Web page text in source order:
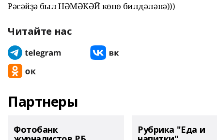
Рәсәйҙә был НӘМӘКӘЙ көнө билдәләнә)))
Читайте нас
Партнеры
Фотобанк Рубрика "Еда и